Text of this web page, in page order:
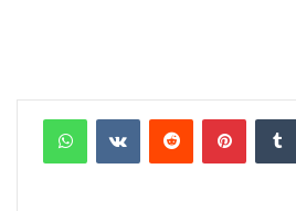
بينتيريست